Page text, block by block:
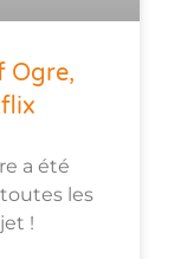
Ogre,
a été
les
!